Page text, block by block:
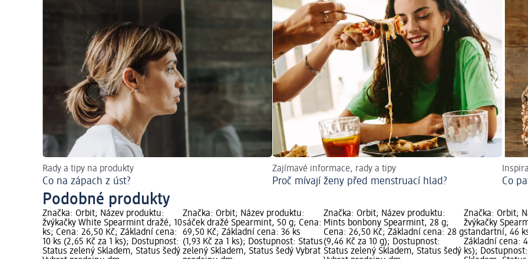
Rady a tipy na produkty
Co na zápach z úst?
Zajímavé informace, rady a tipy
Proč mívají ženy před menstruací hlad? Co
Podobné produkty
Značka: Orbit; Název produktu:
žvýkačky White Spearmint dražé, 10
ks; Cena: 26,50 Kč; Základní cena:
10 ks (2,65 Kč za 1 ks); Dostupnost:
Status zelený Skladem, Status šedý
Značka: Orbit; Název produktu:
sáček dražé Spearmint, 50 g; Cena:
69,50 Kč; Základní cena: 36 ks
(1,93 Kč za 1 ks); Dostupnost: Status
zelený Skladem, Status šedý Vybrat
Značka: Orbit; Název produktu:
Mints bonbony Spearmint, 28 g;
Cena: 26,50 Kč; Základní cena: 28 g
(9,46 Kč za 10 g); Dostupnost:
Status zelený Skladem, Status šedý
Značka: Orbit;
žvýkačky
standartní, 46
Základní cena:
ks);